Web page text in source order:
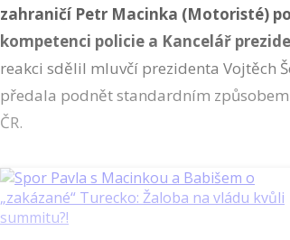
zahraničí Petr Macinka (Motoristé)
kompetenci policie a Kancelář
reakci sdělil mluvčí prezidenta Vojtěch
předala podnět standardním
ČR.